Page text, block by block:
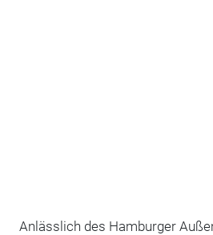
Anlässlich des Hamburger